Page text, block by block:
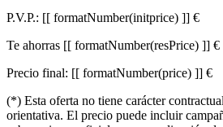
P.V.P.: [[ formatNumber(initprice) ]] €
Te ahorras [[ formatNumber(resPrice) ]] €
Precio final: [[ formatNumber(price) ]] €
(*) Esta oferta no tiene carácter
orientativa. El precio puede incluir